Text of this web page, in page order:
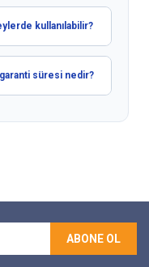
kullanılabilir?
garanti süresi nedir?
ABONE OL